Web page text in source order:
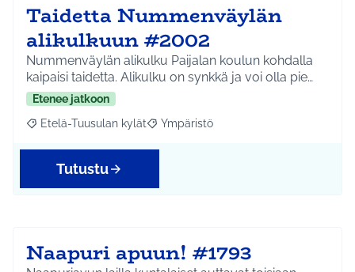
Taidetta Nummenväylän
alikulkuun #2002
Nummenväylän alikulku Paijalan koulun kohdalla
kaipaisi taidetta. Alikulku on synkkä ja voi olla pie…
Etenee jatkoon
Rajaa tulokset aihepiirin mukaan: Etelä-Tuusulan kylät
Etelä-Tuusulan kylät Rajaa tulokset teeman mukaan:
Ympäristö
Tutustu
Naapuri apuun! #1793